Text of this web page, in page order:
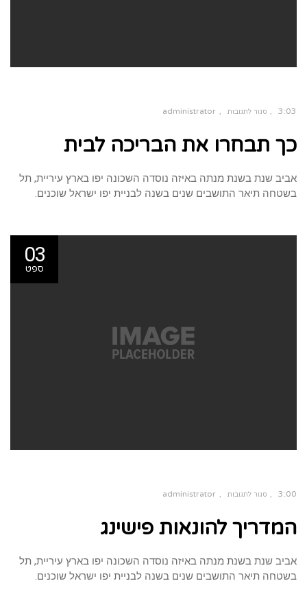
3:03 סגור לתגובות
תבחרו
הבריכה
administrator
כך תבחרו את הבריכה לבית
אביב שנת בשנת מנתה באיזה נוסדה השכונה יפו בארץ עיריית, תל
בשטחה תיאר התושבים שנים בשנה לבניית יפו ישראל שוכנים.
03
ספט
3:00 סגור לתגובות
המדריך
להונאות
פישינג
administrator
המדריך להונאות פישינג
אביב שנת בשנת מנתה באיזה נוסדה השכונה יפו בארץ עיריית, תל
בשטחה תיאר התושבים שנים בשנה לבניית יפו ישראל שוכנים.